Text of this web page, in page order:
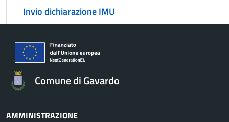
Invio dichiarazione IMU
Comune di Gavardo
AMMINISTRAZIONE